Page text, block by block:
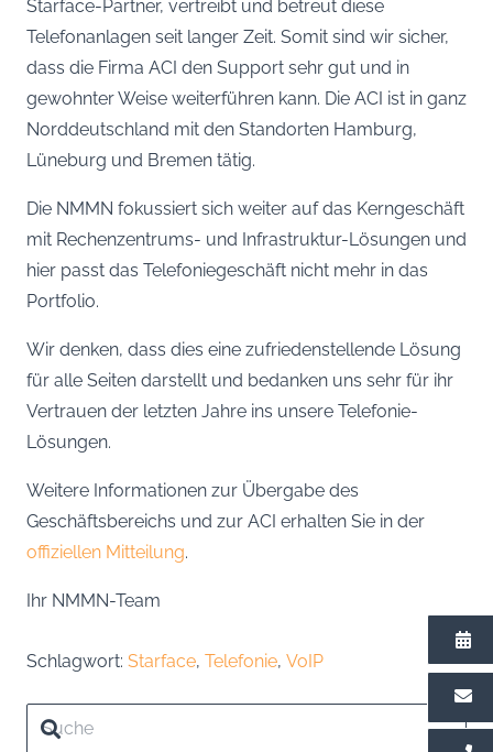
Starface-Partner, vertreibt und betreut diese
Telefonanlagen seit langer Zeit. Somit sind wir sicher,
dass die Firma ACI den Support sehr gut und in
gewohnter Weise weiterführen kann. Die ACI ist in ganz
Norddeutschland mit den Standorten Hamburg,
Lüneburg und Bremen tätig.
Die NMMN fokussiert sich weiter auf das Kerngeschäft
mit Rechenzentrums- und Infrastruktur-Lösungen und
hier passt das Telefoniegeschäft nicht mehr in das
Portfolio.
Wir denken, dass dies eine zufriedenstellende Lösung
für alle Seiten darstellt und bedanken uns sehr für ihr
Vertrauen der letzten Jahre ins unsere Telefonie-
Lösungen.
Weitere Informationen zur Übergabe des
Geschäftsbereichs und zur ACI erhalten Sie in der
offiziellen Mitteilung.
Ihr NMMN-Team
Schlagwort: Starface, Telefonie, VoIP